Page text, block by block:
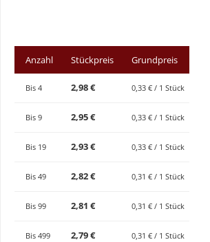
Anzahl Stückpreis Grundpreis
Bis 4 2,98 € 0,33 € / 1 Stück
Bis 9 2,95 € 0,33 € / 1 Stück
Bis 19 2,93 € 0,33 € / 1 Stück
Bis 49 2,82 € 0,31 € / 1 Stück
Bis 99 2,81 € 0,31 € / 1 Stück
Bis 499 2,79 € 0,31 € / 1 Stück